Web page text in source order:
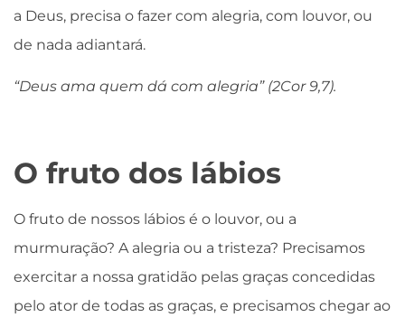
a Deus, precisa o fazer com alegria, com louvor, ou
de nada adiantará.
“Deus ama quem dá com alegria” (2Cor 9,7).
O fruto dos lábios
O fruto de nossos lábios é o louvor, ou a
murmuração? A alegria ou a tristeza? Precisamos
exercitar a nossa gratidão pelas graças concedidas
pelo ator de todas as graças, e precisamos chegar ao